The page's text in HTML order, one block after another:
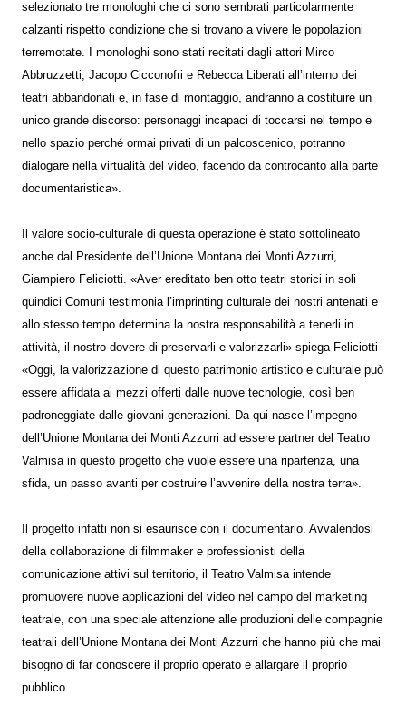
selezionato tre monologhi che ci sono sembrati particolarmente
calzanti rispetto condizione che si trovano a vivere le popolazioni
terremotate. I monologhi sono stati recitati dagli attori Mirco
Abbruzzetti, Jacopo Cicconofri e Rebecca Liberati all’interno dei
teatri abbandonati e, in fase di montaggio, andranno a costituire un
unico grande discorso: personaggi incapaci di toccarsi nel tempo e
nello spazio perché ormai privati di un palcoscenico, potranno
dialogare nella virtualità del video, facendo da controcanto alla parte
documentaristica».
Il valore socio-culturale di questa operazione è stato sottolineato
anche dal Presidente dell’Unione Montana dei Monti Azzurri,
Giampiero Feliciotti. «Aver ereditato ben otto teatri storici in soli
quindici Comuni testimonia l’imprinting culturale dei nostri antenati e
allo stesso tempo determina la nostra responsabilità a tenerli in
attività, il nostro dovere di preservarli e valorizzarli» spiega Feliciotti
«Oggi, la valorizzazione di questo patrimonio artistico e culturale può
essere affidata ai mezzi offerti dalle nuove tecnologie, così ben
padroneggiate dalle giovani generazioni. Da qui nasce l’impegno
dell’Unione Montana dei Monti Azzurri ad essere partner del Teatro
Valmisa in questo progetto che vuole essere una ripartenza, una
sfida, un passo avanti per costruire l’avvenire della nostra terra».
Il progetto infatti non si esaurisce con il documentario. Avvalendosi
della collaborazione di filmmaker e professionisti della
comunicazione attivi sul territorio, il Teatro Valmisa intende
promuovere nuove applicazioni del video nel campo del marketing
teatrale, con una speciale attenzione alle produzioni delle compagnie
teatrali dell’Unione Montana dei Monti Azzurri che hanno più che mai
bisogno di far conoscere il proprio operato e allargare il proprio
pubblico.